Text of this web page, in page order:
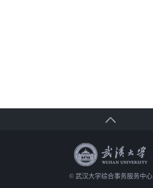
© 武汉大学综合事务服务中心